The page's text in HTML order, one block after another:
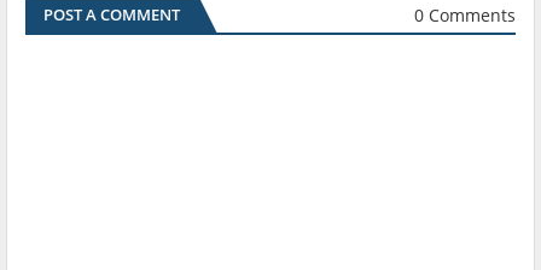
POST A COMMENT 0 Comments